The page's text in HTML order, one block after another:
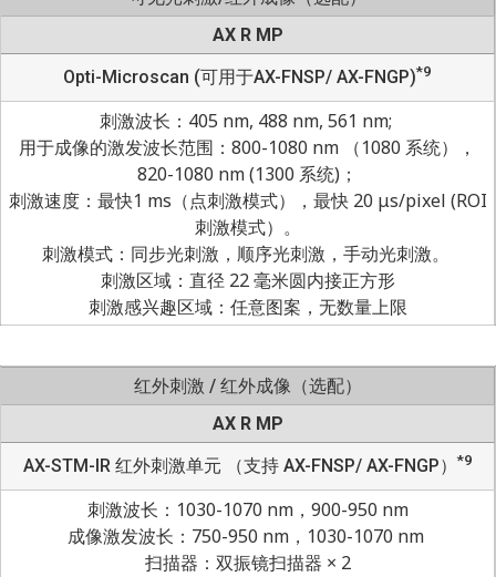
AX R MP
Opti-Microscan (可用于AX-FNSP/ AX-FNGP)*9
刺激波长：405 nm, 488 nm, 561 nm;
用于成像的激发波长范围：800-1080 nm （1080 系统），
820-1080 nm (1300 系统)；
刺激速度：最快1 ms（点刺激模式），最快 20 μs/pixel (ROI
刺激模式）。
刺激模式：同步光刺激，顺序光刺激，手动光刺激。
刺激区域：直径 22 毫米圆内接正方形
刺激感兴趣区域：任意图案，无数量上限
红外刺激 / 红外成像（选配）
AX R MP
AX-STM-IR 红外刺激单元 （支持 AX-FNSP/ AX-FNGP） *9
刺激波长：1030-1070 nm，900-950 nm
成像激发波长：750-950 nm，1030-1070 nm
扫描器：双振镜扫描器 × 2